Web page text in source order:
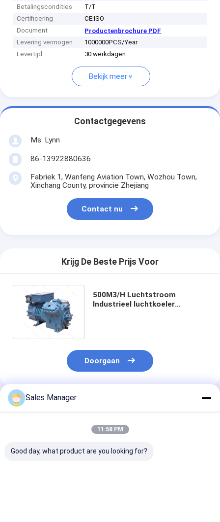
Betalingscondities
T/T
Certificering
CE;ISO
Document
Productenbrochure PDF
Levering vermogen
1000000PCS/Year
Levertijd
30 werkdagen
Bekijk meer
Contactgegevens
Ms. Lynn
86-13922880636
Fabriek 1, Wanfeng Aviation Town, Wozhou Town,
Xinchang County, provincie Zhejiang
Contact nu
Krijg De Beste Prijs Voor
500M3/H Luchtstroom
Industrieel luchtkoeler
Doorgaan
Geadviseerde Producten
Sales Manager
11:58 PM
Good day, what product are you looking for?